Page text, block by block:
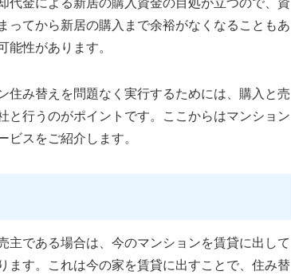
代金による新居の購入資金の目処が立つので、資
ってから新居の購入まで余裕がなくなることもあ
能性があります。
住み替えを問題なく実行するためには、購入と売
と行うのがポイントです。ここからはマンション
ビスをご紹介します。
主である場合は、今のマンションを賃貸に出して
ます。これは今の家を賃貸に出すことで、住み替